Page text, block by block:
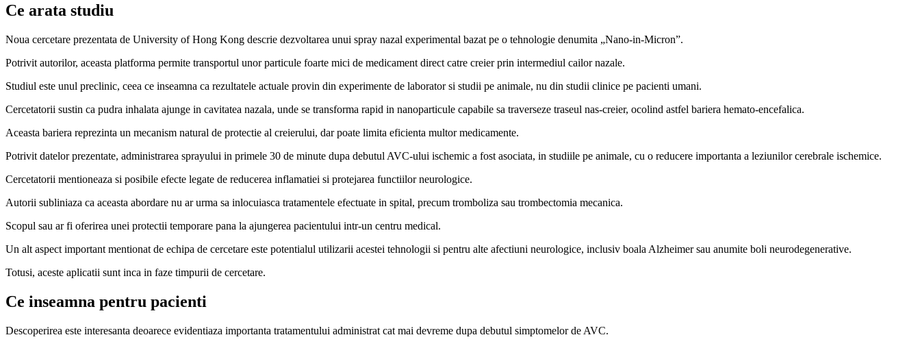
Ce arata studiu
Noua cercetare prezentata de University of Hong Kong descrie dezvoltarea unui spray nazal experimental bazat pe o tehnologie denumita „Nano-in-Micron”.
Potrivit autorilor, aceasta platforma permite transportul unor particule foarte mici de medicament direct catre creier prin intermediul cailor nazale.
Studiul este unul preclinic, ceea ce inseamna ca rezultatele actuale provin din experimente de laborator si studii pe animale, nu din studii clinice pe pacienti umani.
Cercetatorii sustin ca pudra inhalata ajunge in cavitatea nazala, unde se transforma rapid in nanoparticule capabile sa traverseze traseul nas-creier, ocolind astfel bariera hemato-encefalica.
Aceasta bariera reprezinta un mecanism natural de protectie al creierului, dar poate limita eficienta multor medicamente.
Potrivit datelor prezentate, administrarea sprayului in primele 30 de minute dupa debutul AVC-ului ischemic a fost asociata, in studiile pe animale, cu o reducere importanta a leziunilor cerebrale ischemice.
Cercetatorii mentioneaza si posibile efecte legate de reducerea inflamatiei si protejarea functiilor neurologice.
Autorii subliniaza ca aceasta abordare nu ar urma sa inlocuiasca tratamentele efectuate in spital, precum tromboliza sau trombectomia mecanica.
Scopul sau ar fi oferirea unei protectii temporare pana la ajungerea pacientului intr-un centru medical.
Un alt aspect important mentionat de echipa de cercetare este potentialul utilizarii acestei tehnologii si pentru alte afectiuni neurologice, inclusiv boala Alzheimer sau anumite boli neurodegenerative.
Totusi, aceste aplicatii sunt inca in faze timpurii de cercetare.
Ce inseamna pentru pacienti
Descoperirea este interesanta deoarece evidentiaza importanta tratamentului administrat cat mai devreme dupa debutul simptomelor de AVC.